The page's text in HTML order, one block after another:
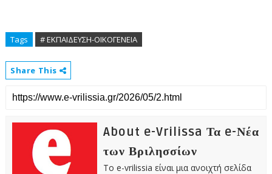
Tags # ΕΚΠΑΙΔΕΥΣΗ-ΟΙΚΟΓΕΝΕΙΑ
Share This
About e-Vrilissa Τα e-Νέα
των Βριλησσίων
Το e-vrilissia είναι μια ανοιχτή σελίδα